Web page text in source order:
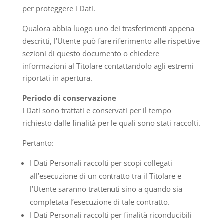
per proteggere i Dati.
Qualora abbia luogo uno dei trasferimenti appena
descritti, l’Utente può fare riferimento alle rispettive
sezioni di questo documento o chiedere
informazioni al Titolare contattandolo agli estremi
riportati in apertura.
Periodo di conservazione
I Dati sono trattati e conservati per il tempo
richiesto dalle finalità per le quali sono stati raccolti.
Pertanto:
I Dati Personali raccolti per scopi collegati
all’esecuzione di un contratto tra il Titolare e
l’Utente saranno trattenuti sino a quando sia
completata l’esecuzione di tale contratto.
I Dati Personali raccolti per finalità riconducibili